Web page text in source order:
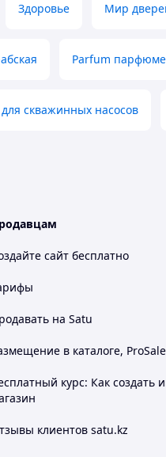
Здоровье Мир
Parfum
скважинных насосов
сайт бесплатно
на Satu
в каталоге,
курс: Как создать
клиентов satu.kz